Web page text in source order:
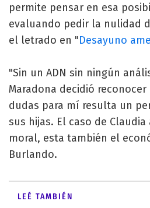
permite pensar en esa
evaluando pedir la nulidad
el letrado en "Desayuno
"Sin un ADN sin ningún
Maradona decidió
dudas para mí resulta un
sus hijas. El caso de
moral, esta también el
Burlando.
LEÉ TAMBIÉN